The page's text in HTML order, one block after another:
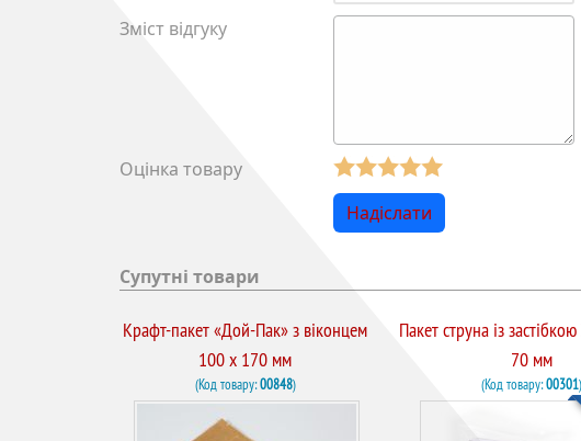
Зміст відгуку
Оцінка товару
Супутні товари
Крафт-пакет «Дой-Пак» з віконцем
100 х 170 мм
(Код товару:00848)
Пакет струна із
70 мм
(Код товару:00301)